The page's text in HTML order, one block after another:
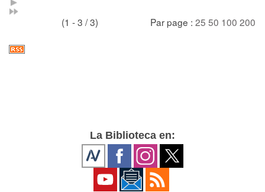
(1 - 3 / 3) Par page : 25 50 100 200
La Biblioteca en: